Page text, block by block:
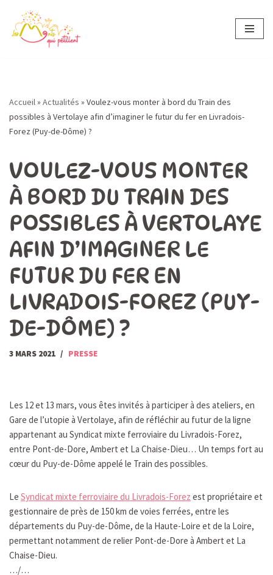
Aller
Accueil» Actualités » Voulez-vous monter à bord du Train des
possibles à Vertolaye afin d’imaginer le futur du fer en Livradois-
Forez (Puy-de-Dôme) ?
VOULEZ-VOUS MONTER
À BORD DU TRAIN DES
POSSIBLES À VERTOLAYE
AFIN D’IMAGINER LE
FUTUR DU FER EN
LIVRADOIS-FOREZ (PUY-
DE-DÔME) ?
3 MARS 2021 PRESSE
Les 12 et 13 mars, vous êtes invités à participer à des ateliers, en
Gare de l’utopie à Vertolaye, afin de réfléchir au futur de la ligne
appartenant au Syndicat mixte ferroviaire du Livradois-Forez,
entre Pont-de-Dore, Ambert et La Chaise-Dieu… Un temps fort au
cœur du Puy-de-Dôme appelé le Train des possibles.
Le Syndicat mixte ferroviaire du Livradois-Forez est propriétaire et
gestionnaire de près de 150 km de voies ferrées, entre les
départements du Puy-de-Dôme, de la Haute-Loire et de la Loire,
permettant notamment de relier Pont-de-Dore à Ambert et La
Chaise-Dieu.
…/…